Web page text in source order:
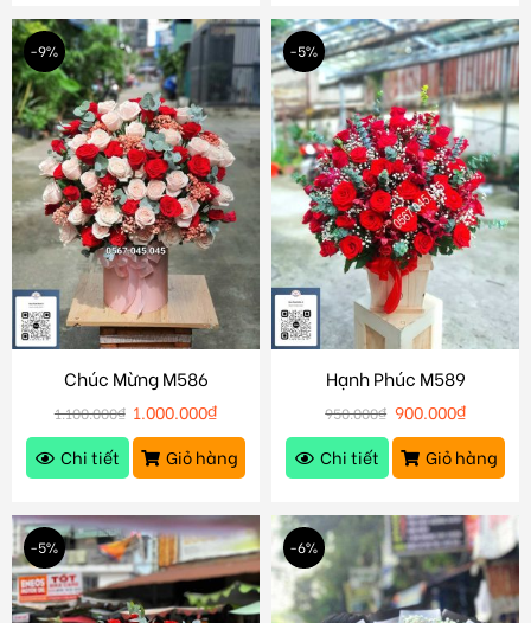
-9%
Chúc Mừng M586
1.100.000₫ 1.000.000₫
Chi tiết
Giỏ hàng
-5%
Hạnh Phúc M589
950.000₫ 900.000₫
Chi tiết
Giỏ hàng
-5% -6%